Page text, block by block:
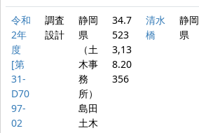
令和
2年
度
[第
31-
D70
97-
02
調査
設計
静岡
県
（土
木事
務
所）
島田
土木
34.7
523
3,13
8.20
356
清水
橋
静岡
県